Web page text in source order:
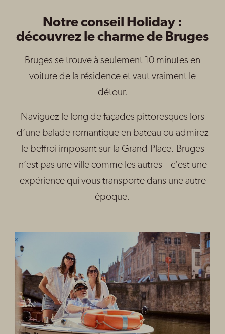
Notre conseil Holiday :
découvrez le charme de Bruges
Bruges se trouve à seulement 10 minutes en
voiture de la résidence et vaut vraiment le
détour.
Naviguez le long de façades pittoresques lors
d’une balade romantique en bateau ou admirez
le beffroi imposant sur la Grand-Place. Bruges
n’est pas une ville comme les autres – c’est une
expérience qui vous transporte dans une autre
époque.